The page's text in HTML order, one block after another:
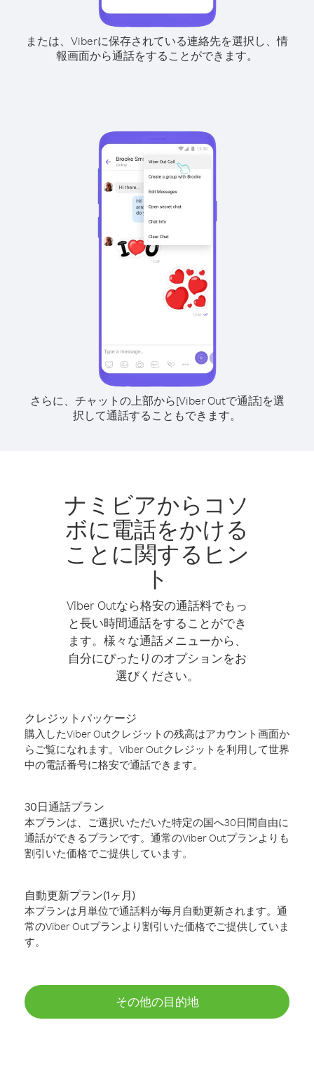
または、Viberに保存されている連絡先を選択し、情
報画面から通話をすることができます。
さらに、チャットの上部から[Viber Outで通話]を選
択して通話することもできます。
ナミビアからコソ
ボに電話をかける
ことに関するヒン
ト
Viber Outなら格安の通話料でもっ
と長い時間通話をすることができ
ます。様々な通話メニューから、
自分にぴったりのオプションをお
選びください。
クレジットパッケージ
購入したViber Outクレジットの残高はアカウント画面か
らご覧になれます。Viber Outクレジットを利用して世界
中の電話番号に格安で通話できます。
30日通話プラン
本プランは、ご選択いただいた特定の国へ30日間自由に
通話ができるプランです。通常のViber Outプランよりも
割引いた価格でご提供しています。
自動更新プラン(1ヶ月)
本プランは月単位で通話料が毎月自動更新されます。通
常のViber Outプランより割引いた価格でご提供していま
す。
その他の目的地